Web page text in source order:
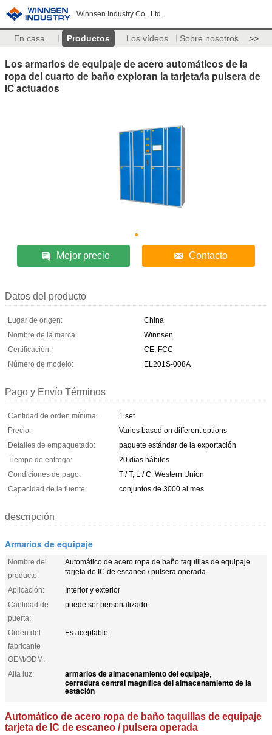
Winnsen Industry Co., Ltd.
En casa Productos Los vídeos Sobre nosotros >>
Los armarios de equipaje de acero automáticos de la
ropa del cuarto de baño exploran la tarjeta/la pulsera de
IC actuados
Mejor precio Contacto
Datos del producto
Lugar de origen:
China
Nombre de la marca:
Winnsen
Certificación:
CE, FCC
Número de modelo:
EL201S-008A
Pago y Envío Términos
Cantidad de orden mínima:
1 set
Precio:
Varies based on different options
Detalles de empaquetado:
paquete estándar de la exportación
Tiempo de entrega:
20 días hábiles
Condiciones de pago:
T / T, L / C, Western Union
Capacidad de la fuente:
conjuntos de 3000 al mes
descripción
Armarios de equipaje
Nombre del
producto:
Automático de acero ropa de baño taquillas de equipaje
tarjeta de IC de escaneo / pulsera operada
Aplicación:
Interior y exterior
Cantidad de
puerta:
puede ser personalizado
Orden del
fabricante
OEM/ODM:
Es aceptable.
Alta luz: armarios de almacenamiento del equipaje,
cerradura central magnífica del almacenamiento de la
estación
Automático de acero ropa de baño taquillas de equipaje
tarjeta de IC de escaneo / pulsera operada